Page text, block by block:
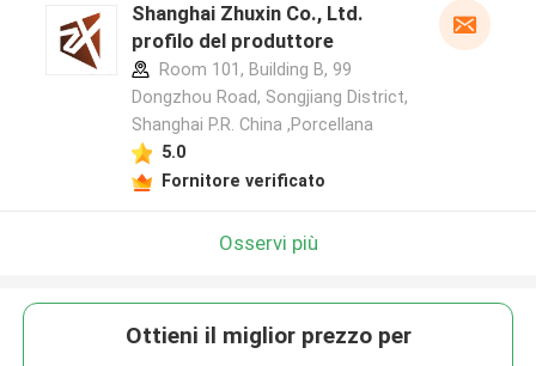
Shanghai Zhuxin Co., Ltd.
profilo del produttore
Room 101, Building B, 99
Dongzhou Road, Songjiang District,
Shanghai P.R. China ,Porcellana
5.0
Fornitore verificato
Osservi più
Ottieni il miglior prezzo per